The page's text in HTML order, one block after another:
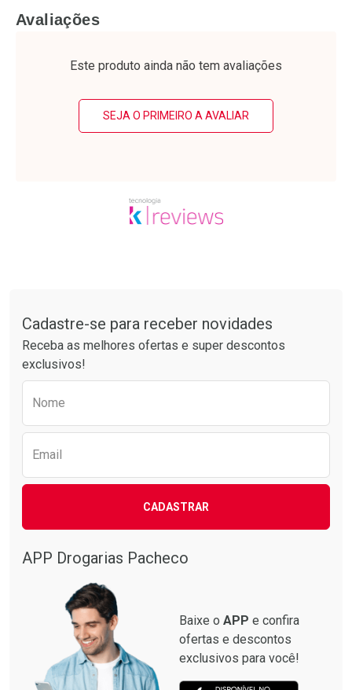
Laboratório
Por R$ 37,25/cada
Por Menos Laboratório
Por R$ 15,19/cada
Por Menos
Avaliações
Este produto ainda não tem avaliações
SEJA O PRIMEIRO A AVALIAR
Cadastre-se para receber novidades
Receba as melhores ofertas e super descontos
exclusivos!
Nome
Email
CADASTRAR
APP Drogarias Pacheco
Baixe o APP e confira
ofertas e descontos
exclusivos para você!